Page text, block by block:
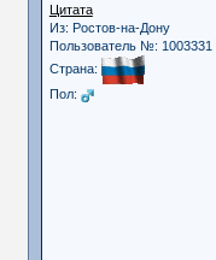
Цитата
Из: Ростов-на-Дону
Пользователь №: 1003331
Страна:
Пол: